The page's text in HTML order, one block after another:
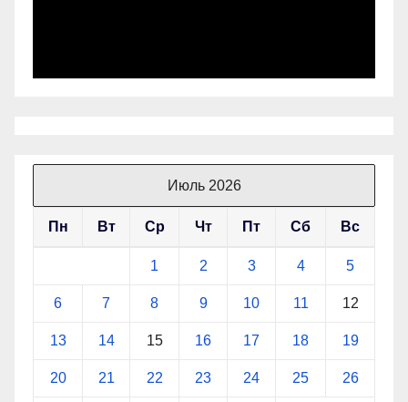
Июль 2026
Пн Вт Ср Чт Пт Сб Вс
1 2 3 4 5
6 7 8 9 10 11 12
13 14 15 16 17 18 19
20 21 22 23 24 25 26